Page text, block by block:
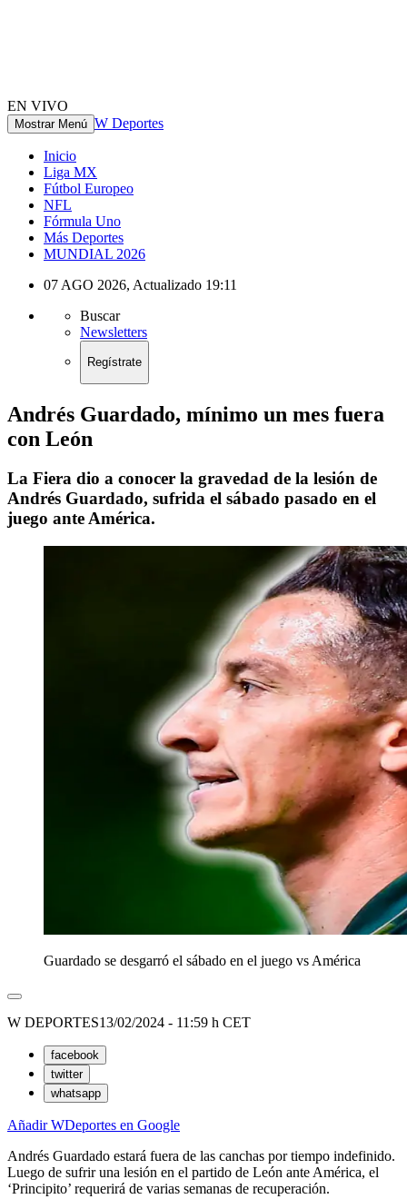
EN VIVO
Mostrar Menú W Deportes
Inicio
Liga MX
Fútbol Europeo
NFL
Fórmula Uno
Más Deportes
MUNDIAL 2026
07 AGO 2026, Actualizado 19:11
Buscar
Newsletters
Regístrate
Andrés Guardado, mínimo un mes fuera
con León
La Fiera dio a conocer la gravedad de la lesión de
Andrés Guardado, sufrida el sábado pasado en el
juego ante América.
Guardado se desgarró el sábado en el juego vs América
W DEPORTES13/02/2024 - 11:59 h CET
facebook
twitter
whatsapp
Añadir WDeportes en Google
Andrés Guardado estará fuera de las canchas por tiempo indefinido.
Luego de sufrir una lesión en el partido de León ante América, el
‘Principito’ requerirá de varias semanas de recuperación.